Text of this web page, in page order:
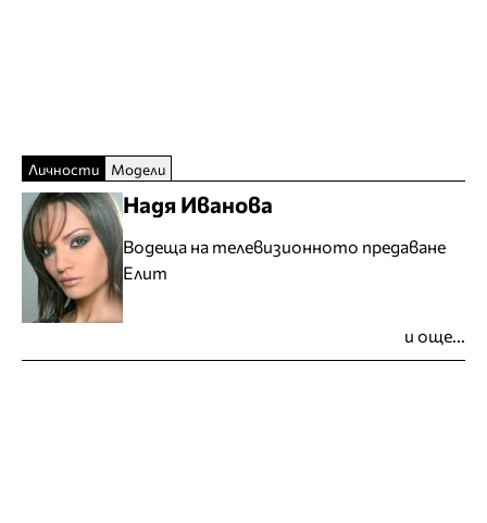
Личности Модели
Надя Иванова
Водеща на телевизионното предаване
Елит
и още...